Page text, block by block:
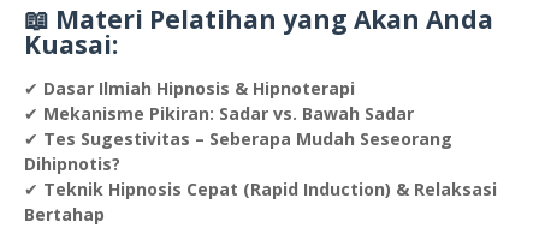
📖 Materi Pelatihan yang Akan Anda
Kuasai:
✔ Dasar Ilmiah Hipnosis & Hipnoterapi
✔ Mekanisme Pikiran: Sadar vs. Bawah Sadar
✔ Tes Sugestivitas – Seberapa Mudah Seseorang
Dihipnotis?
✔ Teknik Hipnosis Cepat (Rapid Induction) & Relaksasi
Bertahap